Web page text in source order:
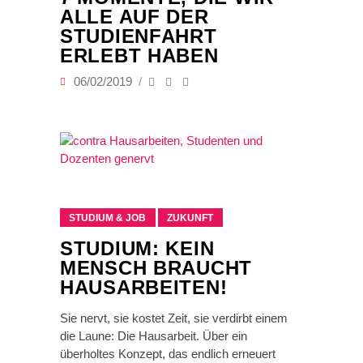
ALLE AUF DER
STUDIENFAHRT
ERLEBT HABEN
06/02/2019
STUDIUM & JOB ZUKUNFT
STUDIUM: KEIN
MENSCH BRAUCHT
HAUSARBEITEN!
Sie nervt, sie kostet Zeit, sie verdirbt einem
die Laune: Die Hausarbeit. Über ein
überholtes Konzept, das endlich erneuert